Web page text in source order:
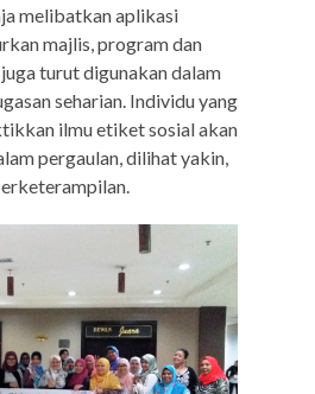
melibatkan aplikasi
majlis, program dan
turut digunakan dalam
seharian. Individu yang
ilmu etiket sosial akan
pergaulan, dilihat yakin,